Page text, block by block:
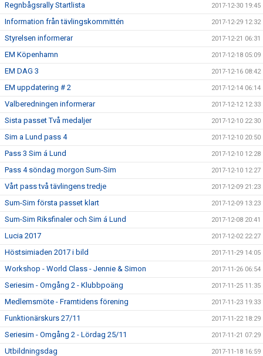
Regnbågsrally Startlista 2017-12-30 19:45
Information från tävlingskommittén 2017-12-29 12:32
Styrelsen informerar 2017-12-21 06:31
EM Köpenhamn 2017-12-18 05:09
EM DAG 3 2017-12-16 08:42
EM uppdatering # 2 2017-12-14 06:14
Valberedningen informerar 2017-12-12 12:33
Sista passet Två medaljer 2017-12-10 22:30
Sim a Lund pass 4 2017-12-10 20:50
Pass 3 Sim á Lund 2017-12-10 12:28
Pass 4 söndag morgon Sum-Sim 2017-12-10 12:27
Vårt pass två tävlingens tredje 2017-12-09 21:23
Sum-Sim första passet klart 2017-12-09 13:23
Sum-Sim Riksfinaler och Sim á Lund 2017-12-08 20:41
Lucia 2017 2017-12-02 22:27
Höstsimiaden 2017 i bild 2017-11-29 14:05
Workshop - World Class - Jennie & Simon 2017-11-26 06:54
Seriesim - Omgång 2 - Klubbpoäng 2017-11-25 11:35
Medlemsmöte - Framtidens förening 2017-11-23 19:33
Funktionärskurs 27/11 2017-11-22 18:29
Seriesim - Omgång 2 - Lördag 25/11 2017-11-21 07:29
Utbildningsdag 2017-11-18 16:59